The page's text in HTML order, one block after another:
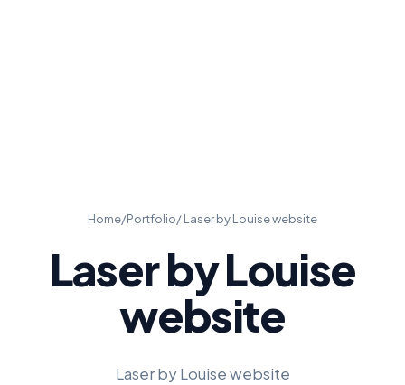
Home/Portfolio/ Laser by Louise website
Laser by Louise
website
Laser by Louise website